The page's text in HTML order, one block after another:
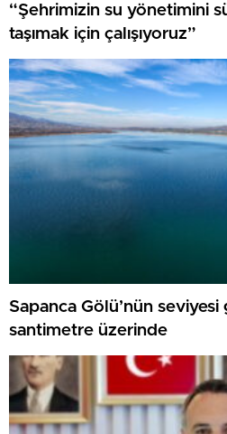
“Şehrimizin su yönetimini
taşımak için çalışıyoruz”
Sapanca Gölü’nün seviyesi
santimetre üzerinde